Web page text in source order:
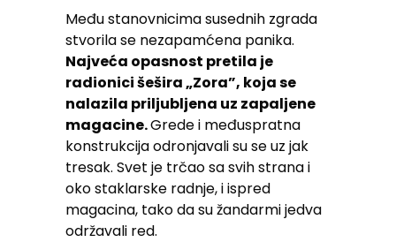
Među stanovnicima susednih zgrada
stvorila se nezapamćena panika.
Najveća opasnost pretila je
radionici šešira „Zora”, koja se
nalazila priljubljena uz zapaljene
magacine.Grede i međuspratna
konstrukcija odronjavali su se uz jak
tresak. Svet je trčao sa svih strana i
oko staklarske radnje, i ispred
magacina, tako da su žandarmi jedva
održavali red.